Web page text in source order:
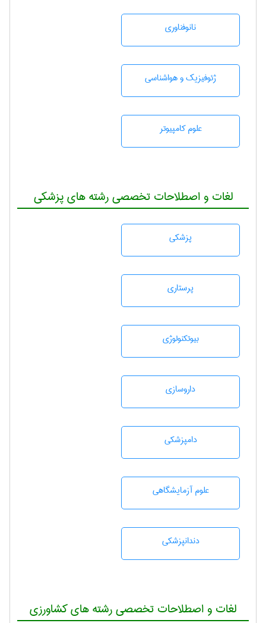
نانوفناوری
ژئوفيزيك و هواشناسی
علوم کامپیوتر
لغات و اصطلاحات تخصصی رشته های پزشکی
پزشكی
پرستاری
بيوتكنولوژی
داروسازی
دامپزشكی
علوم آزمايشگاهی
دندانپزشكی
لغات و اصطلاحات تخصصی رشته های کشاورزی